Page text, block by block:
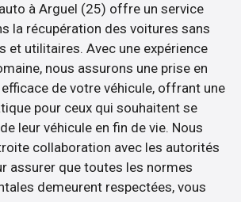
à Arguel (25) offre un service
la récupération des voitures sans
et utilitaires. Avec une expérience
nous assurons une prise en
de votre véhicule, offrant une
pour ceux qui souhaitent se
leur véhicule en fin de vie. Nous
collaboration avec les autorités
assurer que toutes les normes
demeurent respectées, vous